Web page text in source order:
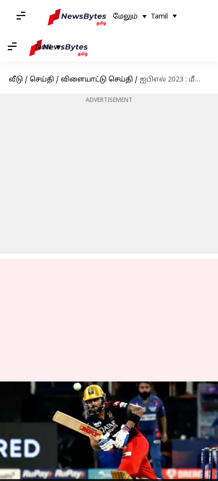
மேலும் Tamil
Tamil
வீடு / செய்தி / விளையாட்டு செய்தி / ஐபிஎல் 2023 : மீண்டும் ஆர்சிபியின் கேப்டன் பொறுப்பை ஏற்ற விராட் கோலி
ADVERTISEMENT
ஐபிஎல் 2023 : மீண்டும்
ஆர்சிபியின் கேப்டன்
பொறுப்பை ஏற்ற விராட்
கோலி
எழுதியவர் Apr 20, 2023 03:42 pm